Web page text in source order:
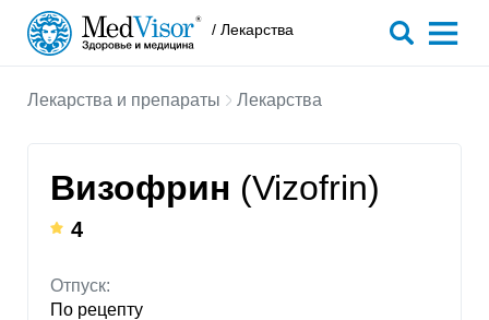
/ Лекарства
Лекарства и препараты Лекарства
Визофрин (Vizofrin)
4
Отпуск:
По рецепту